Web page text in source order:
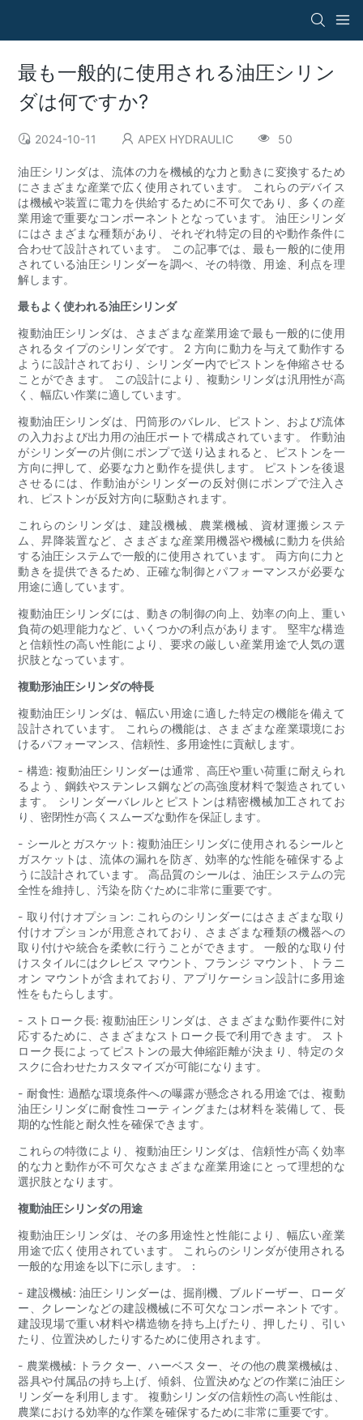
最も一般的に使用される油圧シリン
ダは何ですか?
2024-10-11 APEX HYDRAULIC 50
油圧シリンダは、流体の力を機械的な力と動きに変換するため
にさまざまな産業で広く使用されています。 これらのデバイス
は機械や装置に電力を供給するために不可欠であり、多くの産
業用途で重要なコンポーネントとなっています。 油圧シリンダ
にはさまざまな種類があり、それぞれ特定の目的や動作条件に
合わせて設計されています。 この記事では、最も一般的に使用
されている油圧シリンダーを調べ、その特徴、用途、利点を理
解します。
最もよく使われる油圧シリンダ
複動油圧シリンダは、さまざまな産業用途で最も一般的に使用
されるタイプのシリンダです。 2 方向に動力を与えて動作する
ように設計されており、シリンダー内でピストンを伸縮させる
ことができます。 この設計により、複動シリンダは汎用性が高
く、幅広い作業に適しています。
複動油圧シリンダは、円筒形のバレル、ピストン、および流体
の入力および出力用の油圧ポートで構成されています。 作動油
がシリンダーの片側にポンプで送り込まれると、ピストンを一
方向に押して、必要な力と動作を提供します。 ピストンを後退
させるには、作動油がシリンダーの反対側にポンプで注入さ
れ、ピストンが反対方向に駆動されます。
これらのシリンダは、建設機械、農業機械、資材運搬システ
ム、昇降装置など、さまざまな産業用機器や機械に動力を供給
する油圧システムで一般的に使用されています。 両方向に力と
動きを提供できるため、正確な制御とパフォーマンスが必要な
用途に適しています。
複動油圧シリンダには、動きの制御の向上、効率の向上、重い
負荷の処理能力など、いくつかの利点があります。 堅牢な構造
と信頼性の高い性能により、要求の厳しい産業用途で人気の選
択肢となっています。
複動形油圧シリンダの特長
複動油圧シリンダは、幅広い用途に適した特定の機能を備えて
設計されています。 これらの機能は、さまざまな産業環境にお
けるパフォーマンス、信頼性、多用途性に貢献します。
- 構造: 複動油圧シリンダーは通常、高圧や重い荷重に耐えられ
るよう、鋼鉄やステンレス鋼などの高強度材料で製造されてい
ます。 シリンダーバレルとピストンは精密機械加工されてお
り、密閉性が高くスムーズな動作を保証します。
- シールとガスケット: 複動油圧シリンダに使用されるシールと
ガスケットは、流体の漏れを防ぎ、効率的な性能を確保するよ
うに設計されています。 高品質のシールは、油圧システムの完
全性を維持し、汚染を防ぐために非常に重要です。
- 取り付けオプション: これらのシリンダーにはさまざまな取り
付けオプションが用意されており、さまざまな種類の機器への
取り付けや統合を柔軟に行うことができます。 一般的な取り付
けスタイルにはクレビス マウント、フランジ マウント、トラニ
オン マウントが含まれており、アプリケーション設計に多用途
性をもたらします。
- ストローク長: 複動油圧シリンダは、さまざまな動作要件に対
応するために、さまざまなストローク長で利用できます。 スト
ローク長によってピストンの最大伸縮距離が決まり、特定のタ
スクに合わせたカスタマイズが可能になります。
- 耐食性: 過酷な環境条件への曝露が懸念される用途では、複動
油圧シリンダに耐食性コーティングまたは材料を装備して、長
期的な性能と耐久性を確保できます。
これらの特徴により、複動油圧シリンダは、信頼性が高く効率
的な力と動作が不可欠なさまざまな産業用途にとって理想的な
選択肢となります。
複動油圧シリンダの用途
複動油圧シリンダは、その多用途性と性能により、幅広い産業
用途で広く使用されています。 これらのシリンダが使用される
一般的な用途を以下に示します。：
- 建設機械: 油圧シリンダーは、掘削機、ブルドーザー、ローダ
ー、クレーンなどの建設機械に不可欠なコンポーネントです。
建設現場で重い材料や構造物を持ち上げたり、押したり、引い
たり、位置決めしたりするために使用されます。
- 農業機械: トラクター、ハーベスター、その他の農業機械は、
器具や付属品の持ち上げ、傾斜、位置決めなどの作業に油圧シ
リンダーを利用します。 複動シリンダの信頼性の高い性能は、
農業における効率的な作業を確保するために非常に重要です。